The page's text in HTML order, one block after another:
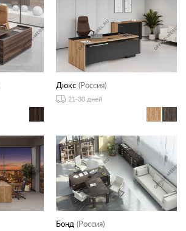
Дюкс (Россия)
21-30 дней
Бонд (Россия)